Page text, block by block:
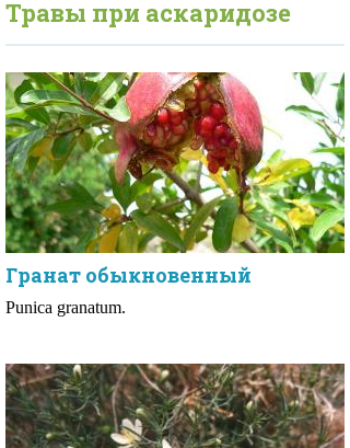
Травы при аскаридозе
Гранат обыкновенный
Punica granatum.